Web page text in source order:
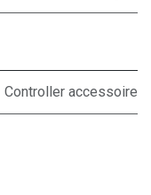
Controller accessoire